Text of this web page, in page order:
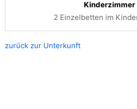
Kinderzimmer
2 Einzelbetten im
zurück zur Unterkunft